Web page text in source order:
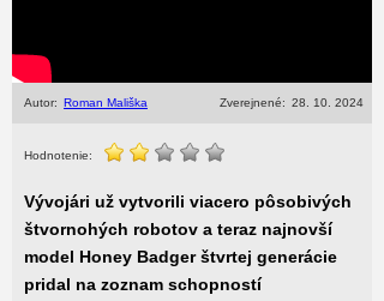
Autor: Roman Mališka Zverejnené: 28. 10. 2024
Hodnotenie:
Vývojári už vytvorili viacero pôsobivých
štvornohých robotov a teraz najnovší
model Honey Badger štvrtej generácie
pridal na zoznam schopností